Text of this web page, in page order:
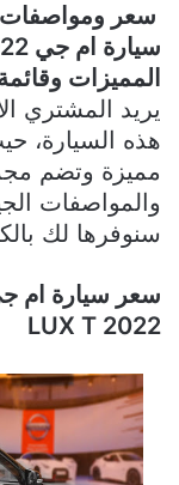
سعر ومواصفات
سيارة ام جي
المميزات
يريد المشتري
هذه السيارة،
مميزة وتضم
والمواصفات
سنوفرها لك
سعر سيارة ام
LUX T 2022